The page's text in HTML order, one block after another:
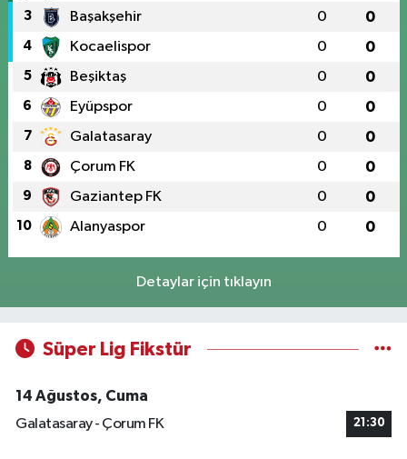
3 Başakşehir 0 0
4 Kocaelispor 0 0
5 Beşiktaş 0 0
6 Eyüpspor 0 0
7 Galatasaray 0 0
8 Çorum FK 0 0
9 Gaziantep FK 0 0
10 Alanyaspor 0 0
Detaylar için tıklayın
Süper Lig Fikstür
14 Ağustos, Cuma
Galatasaray - Çorum FK
21:30